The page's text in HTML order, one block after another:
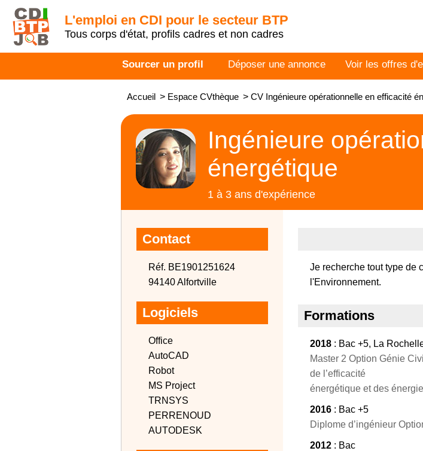
L'emploi en CDI pour le secteur BTP
Tous corps d'état, profils cadres et non cadres
Sourcer un profil Déposer une annonce Voir les offres
Accueil > Espace CVthèque > CV Ingénieure opérationnelle en efficacité
Ingénieure
énergétique
1 à 3 ans d'expérience
Contact
Réf. BE1901251624
94140 Alfortville
Logiciels
Office
AutoCAD
Robot
MS Project
TRNSYS
PERRENOUD
AUTODESK
Je recherche tout type de
l'Environnement.
Formations
2018 : Bac +5, La
Master 2 Option Génie
de l’efficacité
énergétique et des
2016 : Bac +5
Diplome d’ingénieur
2012 : Bac